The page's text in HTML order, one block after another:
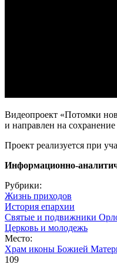
Видеопроект «Потомки
и направлен на
Проект реализуется при
Информационно-
Рубрики:
Жизнь приходов
История епархии
Святые и подвижники
Церковь и молодежь
Место:
Храм иконы Божией
109